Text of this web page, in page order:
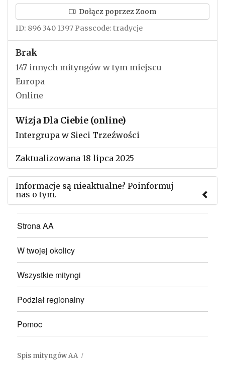
Dołącz poprzez Zoom
ID: 896 340 1397 Passcode: tradycje
Brak
147 innych mityngów w tym miejscu
Europa
Online
Wizja Dla Ciebie (online)
Intergrupa w Sieci Trzeźwości
Zaktualizowana 18 lipca 2025
Informacje są nieaktualne? Poinformuj
nas o tym.
Użyj tego formularza aby przesłać informację o
zmianach w powyższym mityngu.
Strona AA
W twojej okolicy
Wszystkie mityngi
Podział regionalny
Pomoc
Spis mityngów AA